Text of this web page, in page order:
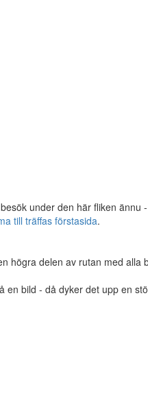
under den här fliken ännu
till träffas förstasida.
högra delen av rutan med
en bild - då dyker det upp en